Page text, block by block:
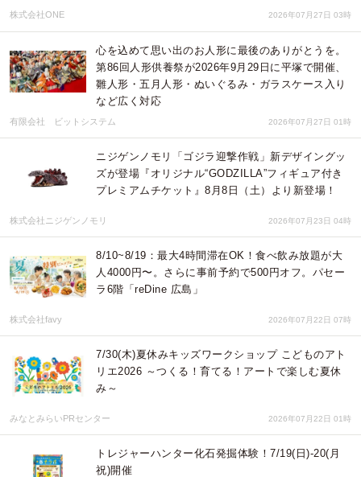
株式会社ONE 2026年07月27日 03時
心を込めて思い出のお人形に最後のありがとうを。
第86回人形供養祭が2026年9月29日に平塚で開催、
雛人形・五月人形・ぬいぐるみ・ガラスケース入り
など広く対応
有限会社 ビットシステム 2026年07月27日 01時
ニジゲンノモリ「ゴジラ迎撃作戦」新デザイングッ
ズが登場『オリジナル“GODZILLA”フィギュア付き
プレミアムチケット』8月8日（土）より新登場！
株式会社ニジゲンノモリ 2026年07月23日 04時
8/10~8/19：最大4時間滞在OK！食べ飲み放題が大
人4000円〜。さらに事前予約で500円オフ。パセー
ラ6階「reDine 広島」
株式会社favy 2026年07月22日 07時
7/30(木)夏休みキッズワークショップ こどものアト
リエ2026 ～つくる！育てる！アートで楽しむ夏休
み～
みなとみらいPRセンター 2026年07月22日 01時
トレジャーハンター化石発掘体験！7/19(日)-20(月
祝)開催